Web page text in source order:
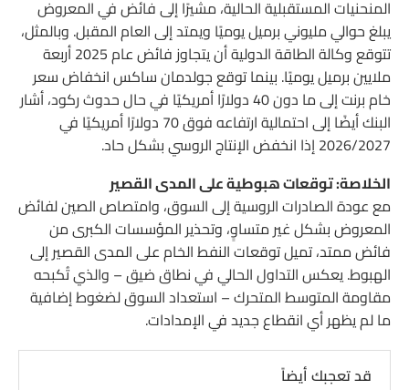
المنحنيات المستقبلية الحالية، مشيرًا إلى فائض في المعروض
يبلغ حوالي مليوني برميل يوميًا ويمتد إلى العام المقبل. وبالمثل،
تتوقع وكالة الطاقة الدولية أن يتجاوز فائض عام 2025 أربعة
ملايين برميل يوميًا. بينما توقع جولدمان ساكس انخفاض سعر
خام برنت إلى ما دون 40 دولارًا أمريكيًا في حال حدوث ركود، أشار
البنك أيضًا إلى احتمالية ارتفاعه فوق 70 دولارًا أمريكيًا في
2026/2027 إذا انخفض الإنتاج الروسي بشكل حاد.
الخلاصة: توقعات هبوطية على المدى القصير
مع عودة الصادرات الروسية إلى السوق، وامتصاص الصين لفائض
المعروض بشكل غير متساوٍ، وتحذير المؤسسات الكبرى من
فائض ممتد، تميل توقعات النفط الخام على المدى القصير إلى
الهبوط. يعكس التداول الحالي في نطاق ضيق – والذي تُكبحه
مقاومة المتوسط ​​المتحرك – استعداد السوق لضغوط إضافية
ما لم يظهر أي انقطاع جديد في الإمدادات.
قد تعجبك أيضاً